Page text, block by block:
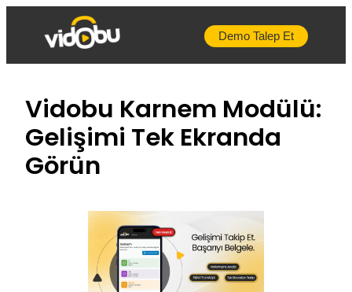
Demo Talep Et
Vidobu Karnem Modülü:
Gelişimi Tek Ekranda
Görün